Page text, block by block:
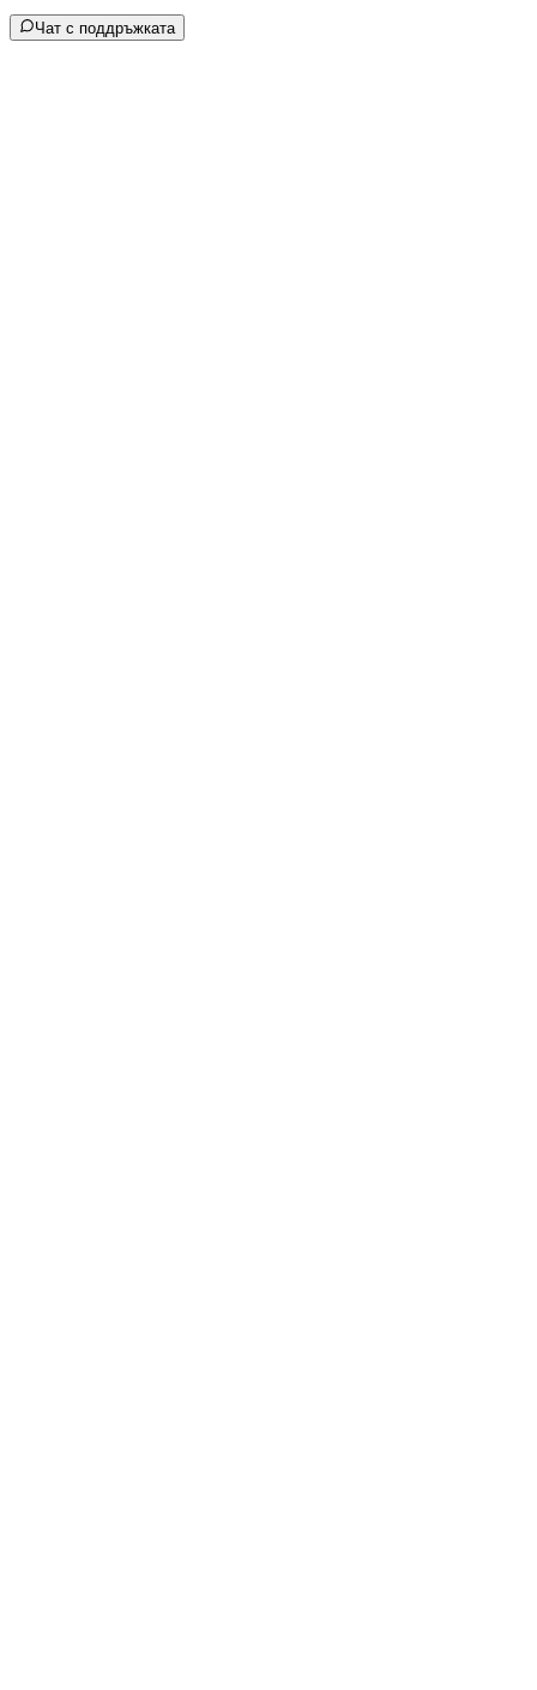
Чат с поддръжката